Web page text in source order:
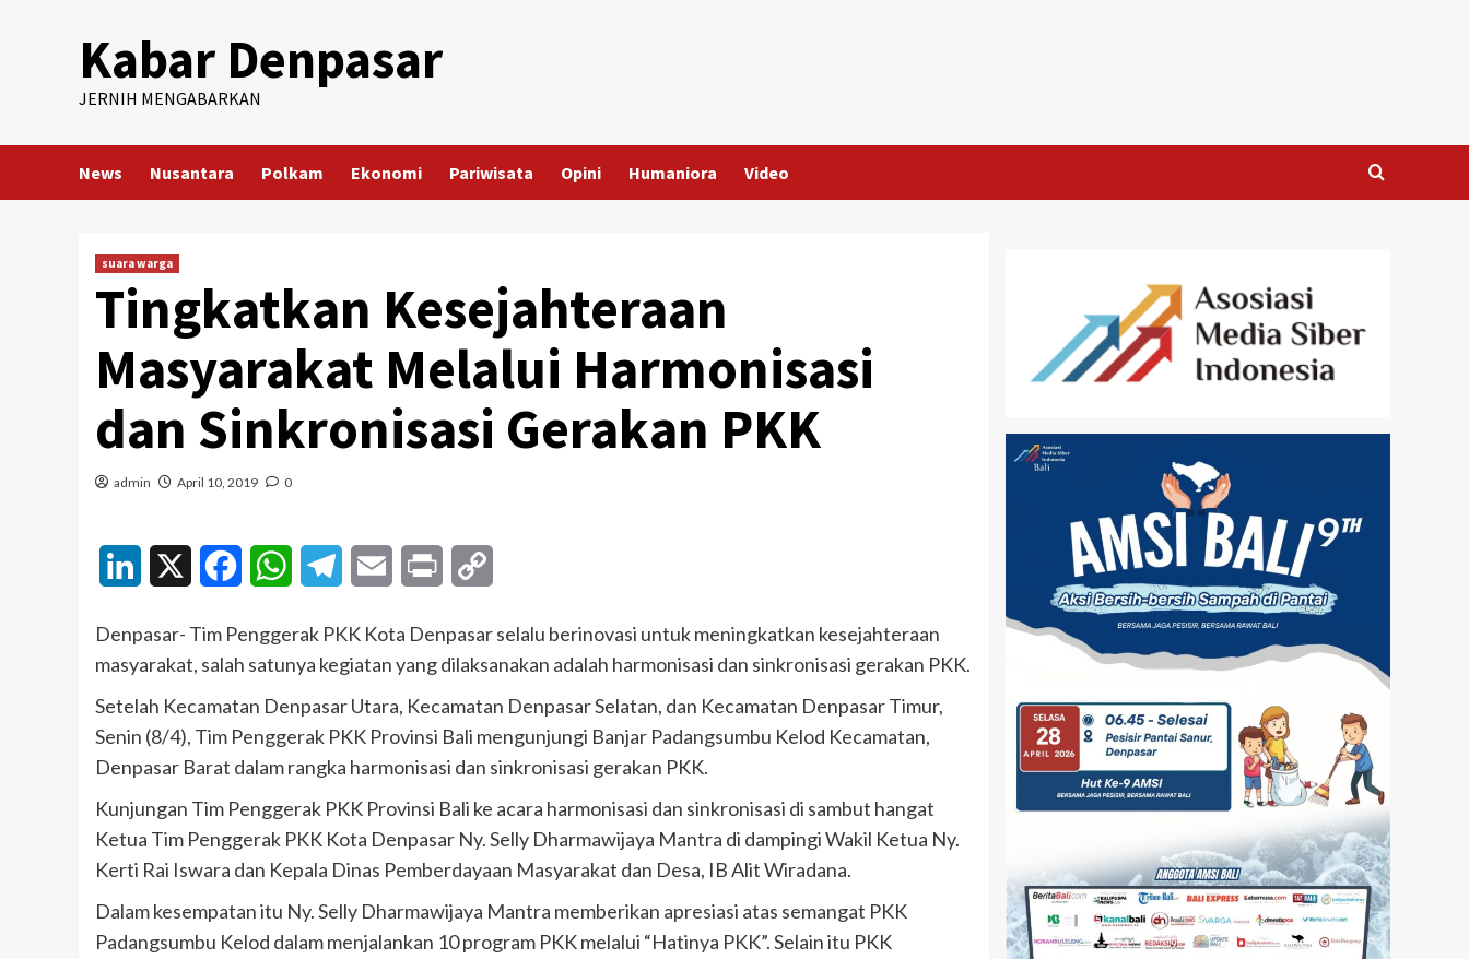
Kabar Denpasar
JERNIH MENGABARKAN
News Nusantara Polkam Ekonomi Pariwisata Opini Humaniora Video
suara warga
Tingkatkan Kesejahteraan
Masyarakat Melalui Harmonisasi
dan Sinkronisasi Gerakan PKK
admin April 10, 2019 0
LinkedIn FacebookWhatsAppTelegramEmail Print
Denpasar- Tim Penggerak PKK Kota Denpasar selalu berinovasi untuk meningkatkan kesejahteraan
masyarakat, salah satunya kegiatan yang dilaksanakan adalah harmonisasi dan sinkronisasi gerakan PKK.
Setelah Kecamatan Denpasar Utara, Kecamatan Denpasar Selatan, dan Kecamatan Denpasar Timur,
Senin (8/4), Tim Penggerak PKK Provinsi Bali mengunjungi Banjar Padangsumbu Kelod Kecamatan,
Denpasar Barat dalam rangka harmonisasi dan sinkronisasi gerakan PKK.
Kunjungan Tim Penggerak PKK Provinsi Bali ke acara harmonisasi dan sinkronisasi di sambut hangat
Ketua Tim Penggerak PKK Kota Denpasar Ny. Selly Dharmawijaya Mantra di dampingi Wakil Ketua Ny.
Kerti Rai Iswara dan Kepala Dinas Pemberdayaan Masyarakat dan Desa, IB Alit Wiradana.
Dalam kesempatan itu Ny. Selly Dharmawijaya Mantra memberikan apresiasi atas semangat PKK
Padangsumbu Kelod dalam menjalankan 10 program PKK melalui “Hatinya PKK”. Selain itu PKK